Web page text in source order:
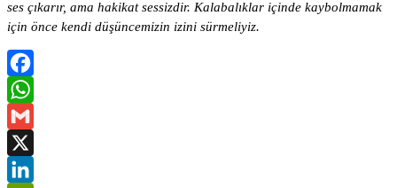
ses çıkarır, ama hakikat sessizdir. Kalabalıklar içinde kaybolmamak
için önce kendi düşüncemizin izini sürmeliyiz.
Facebook
WhatsApp
Gmail
X